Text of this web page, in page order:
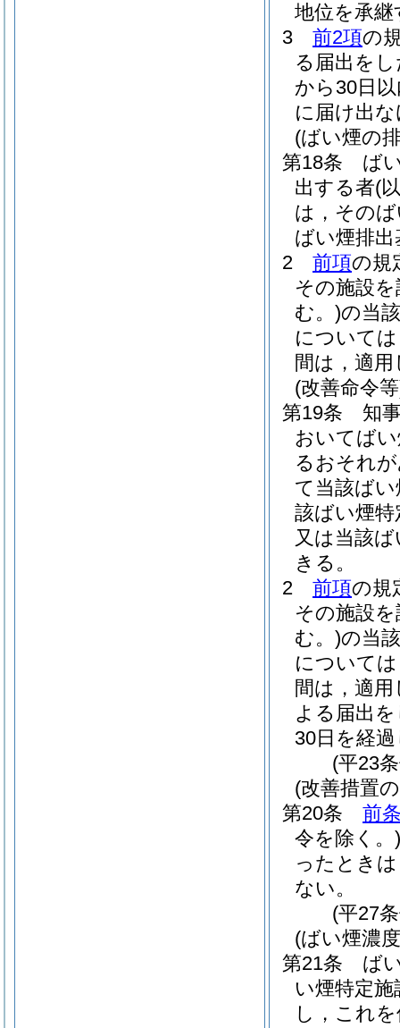
地位を承継
3
前2項の
る届出を
から30日
に届け出
(ばい煙の
第18条
ば
出する者(
は，その
ばい煙排
2
前項の規
その施設
む。)の当
について
間は，適
(改善命令
第19条
知
おいてば
るおそれ
て当該ば
該ばい煙
又は当該
きる。
2
前項の規
その施設
む。)の当
について
間は，適
よる届出
30日を経
(平23
(改善措置
第20条
前
令を除く。)
ったとき
ない。
(平27
(ばい煙濃
第21条
ば
い煙特定
し，これ